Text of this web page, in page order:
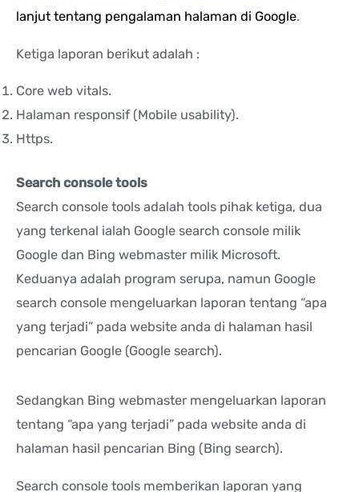
lanjut tentang pengalaman halaman di Google.
Ketiga laporan berikut adalah :
Core web vitals.
Halaman responsif (Mobile usability).
Https.
Search console tools
Search console tools adalah tools pihak ketiga, dua
yang terkenal ialah Google search console milik
Google dan Bing webmaster milik Microsoft.
Keduanya adalah program serupa, namun Google
search console mengeluarkan laporan tentang “apa
yang terjadi” pada website anda di halaman hasil
pencarian Google (Google search).
Sedangkan Bing webmaster mengeluarkan laporan
tentang “apa yang terjadi” pada website anda di
halaman hasil pencarian Bing (Bing search).
Search console tools memberikan laporan yang